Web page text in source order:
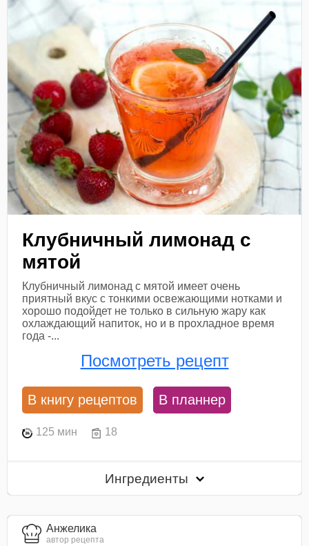
Клубничный лимонад с
мятой
Клубничный лимонад с мятой имеет очень
приятный вкус с тонкими освежающими нотками и
хорошо подойдет не только в сильную жару как
охлаждающий напиток, но и в прохладное время
года -...
Посмотреть рецепт
В книгу рецептов В планнер
125 мин 18
Ингредиенты
Анжелика
автор рецепта